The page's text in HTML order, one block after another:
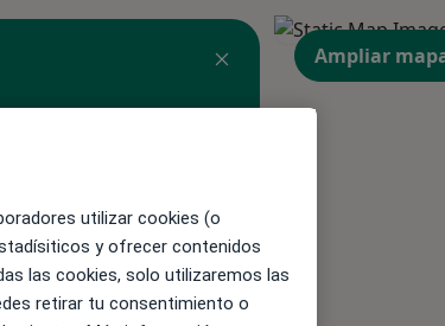
no está disponible
cita
Ampliar
utilizar cookies (o
y ofrecer contenidos
las cookies, solo utilizaremos las
retirar tu consentimiento o